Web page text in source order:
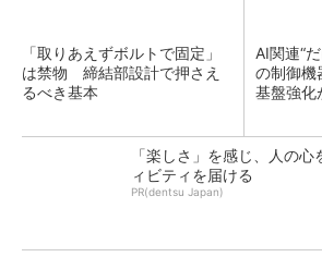
「取りあえずボルトで固定」
は禁物 締結部設計で押さえ
るべき基本
AI関連“
の制御機
基盤強化
「楽しさ」を感じ、人の
ィビティを届ける
PR(dentsu Japan)